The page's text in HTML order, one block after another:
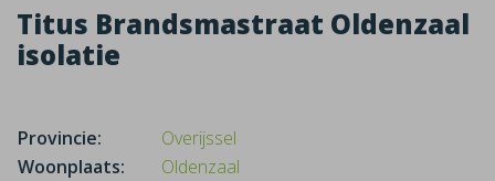
Titus Brandsmastraat Oldenzaal
isolatie
Provincie:
Overijssel
Woonplaats:
Oldenzaal